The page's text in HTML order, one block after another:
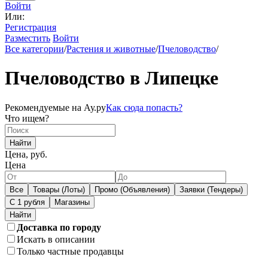
Войти
Или:
Регистрация
Разместить Войти
Все категории/Растения и животные/Пчеловодство/
Пчеловодство в Липецке
Рекомендуемые на Ау.руКак сюда попасть?
Что ищем?
Найти
Цена, руб.
Цена
Все Товары (Лоты) Промо (Объявления)
Заявки (Тендеры)
С 1 рубля
Магазины
Доставка по городу
Искать в описании
Только частные продавцы